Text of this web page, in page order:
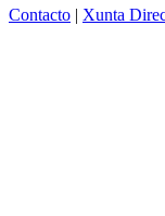
Contacto | Xunta